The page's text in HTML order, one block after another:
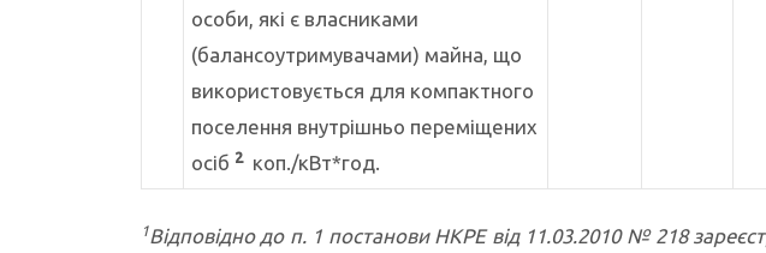
особи, які є власниками
(балансоутримувачами) майна, що
використовується для компактного
поселення внутрішньо переміщених
осіб 2коп./кВт*год.
1Відповідно до п. 1 постанови НКРЕ від 11.03.2010 № 218